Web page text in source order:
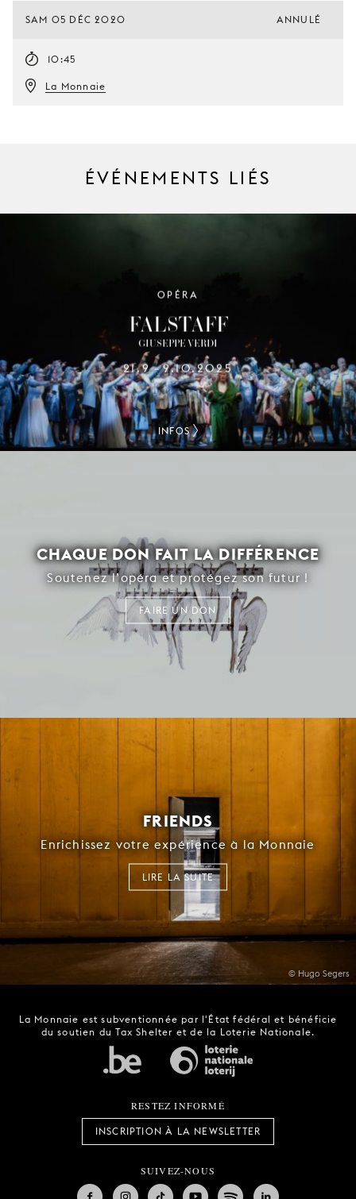
SAM 05 DÉC 2020
10:45
La Monnaie
ANNULÉ
ÉVÉNEMENTS LIÉS
OPÉRA
FALSTAFF
GIUSEPPE VERDI
21.9–9.10.2025
INFOS
CHAQUE DON FAIT LA DIFFÉRENCE
Soutenez l’opéra et protégez son futur !
FAIRE UN DON
© Hugo Segers
FRIENDS
Enrichissez votre expérience à la Monnaie
LIRE LA SUITE
La Monnaie est subventionnée par l'État fédéral et bénéficie
du soutien du Tax Shelter et de la Loterie Nationale.
RESTEZ INFORMÉ
INSCRIPTION À LA NEWSLETTER
SUIVEZ-NOUS